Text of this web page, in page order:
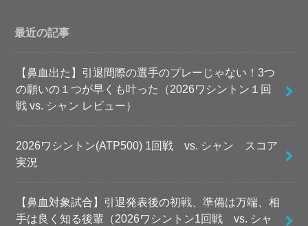
最近の記事
【鼻血出た】引退間際の選手のプレーじゃない！3つ
の願いの１つが早くも叶った（2026ワシントン１回
戦 vs. シャン レビュー）
2026ワシントン(ATP500) 1回戦 vs. シャン スコア
実況
【鼻血対象試合】引退発表後の初戦、準備は万端、相
手は良く知る後輩（2026ワシントン1回戦 vs. シャ